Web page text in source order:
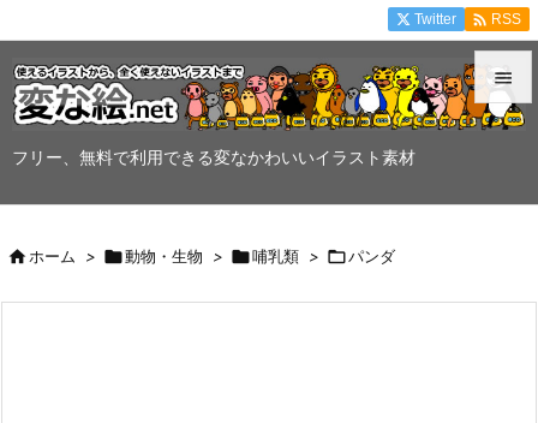
フリー、無料で利用できる変なかわいいイラスト素材


Twitter  RSS
ホーム > 動物・生物 > 哺乳類 > パンダ